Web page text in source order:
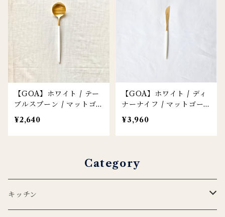
【GOA】ホワイト / テー
ブルスプーン / マットゴ
ールド
¥2,640
【GOA】ホワイト / ディ
ナーナイフ / マットゴー
ルド
¥3,960
Category
キッチン